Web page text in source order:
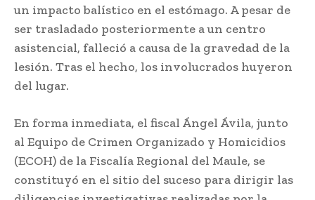
un impacto balístico en el estómago. A pesar de
ser trasladado posteriormente a un centro
asistencial, falleció a causa de la gravedad de la
lesión. Tras el hecho, los involucrados huyeron
del lugar.
En forma inmediata, el fiscal Ángel Ávila, junto
al Equipo de Crimen Organizado y Homicidios
(ECOH) de la Fiscalía Regional del Maule, se
constituyó en el sitio del suceso para dirigir las